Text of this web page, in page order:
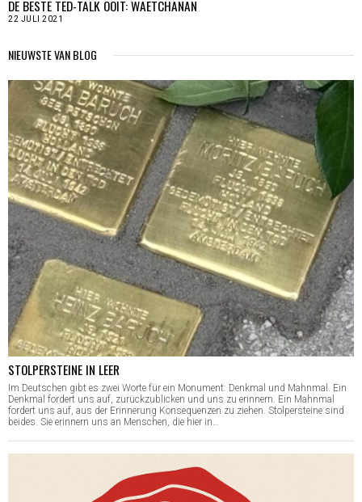
DE BESTE TED-TALK OOIT: WAETCHANAN
22 JULI 2021
NIEUWSTE VAN BLOG
STOLPERSTEINE IN LEER
Im Deutschen gibt es zwei Worte für ein Monument: Denkmal und Mahnmal. Ein
Denkmal fordert uns auf, zurückzublicken und uns zu erinnern. Ein Mahnmal
fordert uns auf, aus der Erinnerung Konsequenzen zu ziehen. Stolpersteine sind
beides. Sie erinnern uns an Menschen, die hier in…